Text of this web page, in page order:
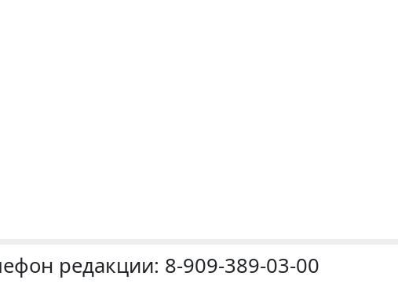
редакции: 8-909-389-03-00